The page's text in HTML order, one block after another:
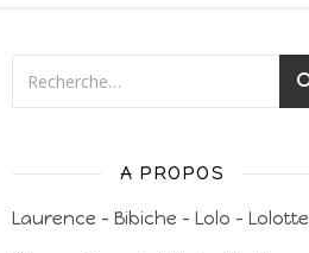
A PROPOS
Laurence – Bibiche – Lolo – Lolotte